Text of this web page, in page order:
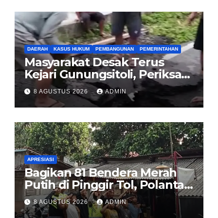
DAERAH KASUS HUKUM PEMBANGUNAN PEMERINTAHAN
Masyarakat Desak Terus
Kejari Gunungsitoli, Periksa
dan Usut Tuntas Dugaan
Korupsi Proyek Jalan
Sirombu-Afulu (MYC) Senilai
Rp321 Miliar
8 AGUSTUS 2026 ADMIN
APRESIASI
Bagikan 81 Bendera Merah
Putih di Pinggir Tol, Polantas
Karib BSD Ajak Warga Miskin
Kibarkan Sang Saka
8 AGUSTUS 2026 ADMIN